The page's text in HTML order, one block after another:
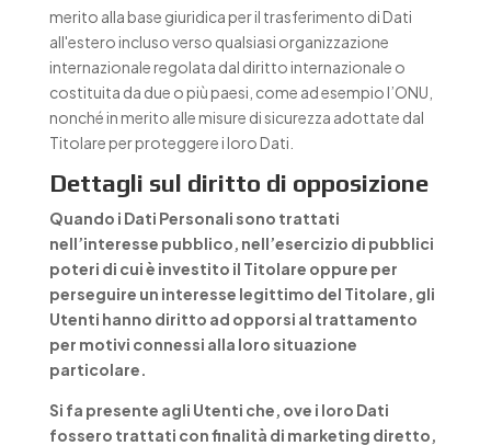
merito alla base giuridica per il trasferimento di Dati
all'estero incluso verso qualsiasi organizzazione
internazionale regolata dal diritto internazionale o
costituita da due o più paesi, come ad esempio l’ONU,
nonché in merito alle misure di sicurezza adottate dal
Titolare per proteggere i loro Dati.
Dettagli sul diritto di opposizione
Quando i Dati Personali sono trattati
nell’interesse pubblico, nell’esercizio di pubblici
poteri di cui è investito il Titolare oppure per
perseguire un interesse legittimo del Titolare, gli
Utenti hanno diritto ad opporsi al trattamento
per motivi connessi alla loro situazione
particolare.
Si fa presente agli Utenti che, ove i loro Dati
fossero trattati con finalità di marketing diretto,